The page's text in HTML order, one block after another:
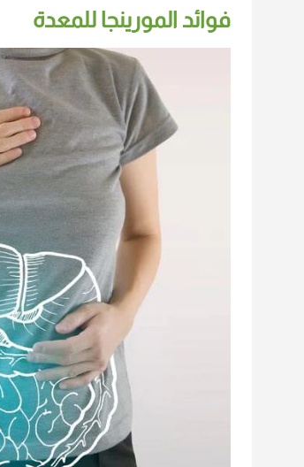
فوائد المورينجا للمعدة